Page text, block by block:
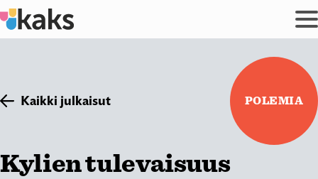
Siirry
sisältöön
Kaikki julkaisut
Kylien tulevaisuus
POLEMIA